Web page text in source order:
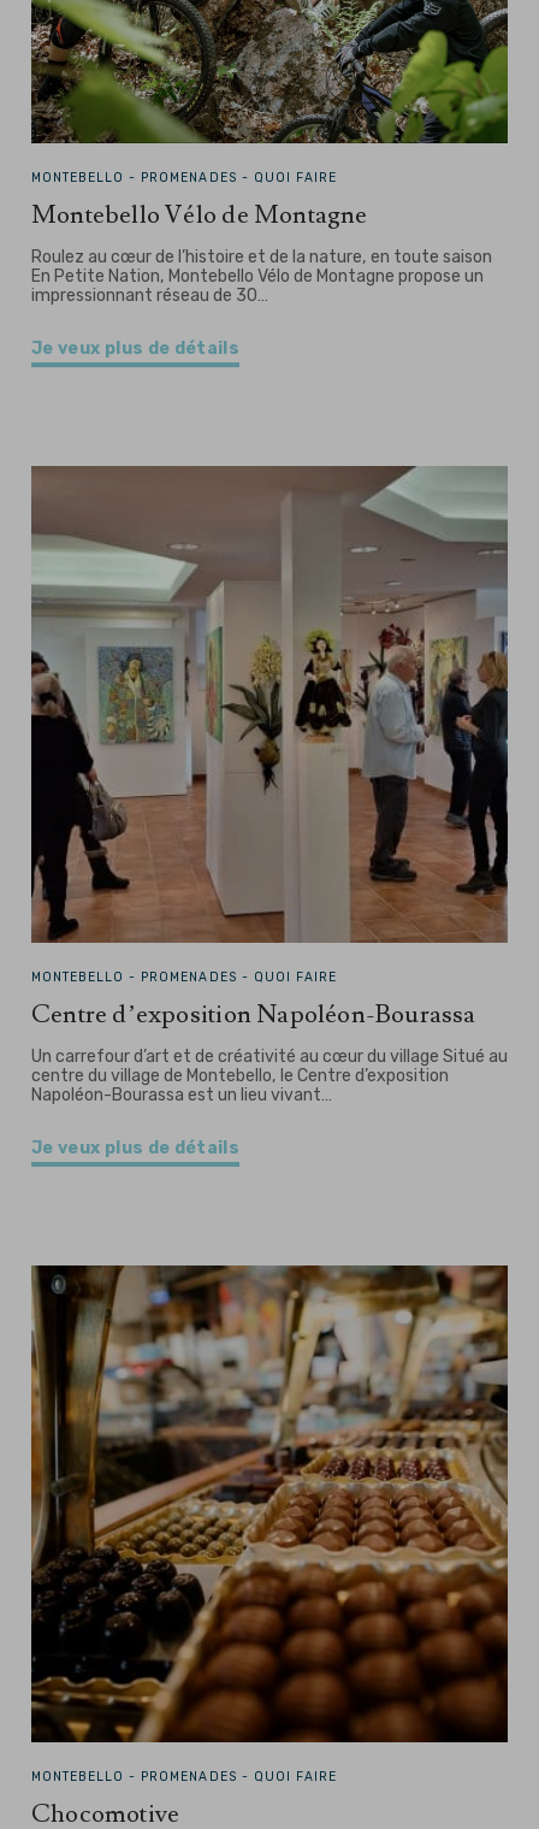
MONTEBELLO - PROMENADES - QUOI FAIRE
Montebello Vélo de Montagne
Roulez au cœur de l’histoire et de la nature, en toute saison
En Petite Nation, Montebello Vélo de Montagne propose un
impressionnant réseau de 30…
Je veux plus de détails
MONTEBELLO - PROMENADES - QUOI FAIRE
Centre d’exposition Napoléon-Bourassa
Un carrefour d’art et de créativité au cœur du village Situé au
centre du village de Montebello, le Centre d’exposition
Napoléon-Bourassa est un lieu vivant…
Je veux plus de détails
MONTEBELLO - PROMENADES - QUOI FAIRE
Chocomotive